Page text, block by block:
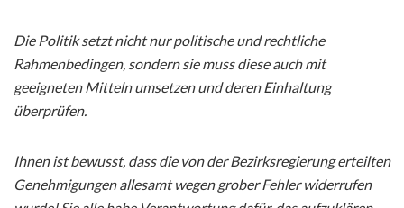
Die Politik setzt nicht nur politische und rechtliche
Rahmenbedingen, sondern sie muss diese auch mit
geeigneten Mitteln umsetzen und deren Einhaltung
überprüfen.
Ihnen ist bewusst, dass die von der Bezirksregierung erteilten
Genehmigungen allesamt wegen grober Fehler widerrufen